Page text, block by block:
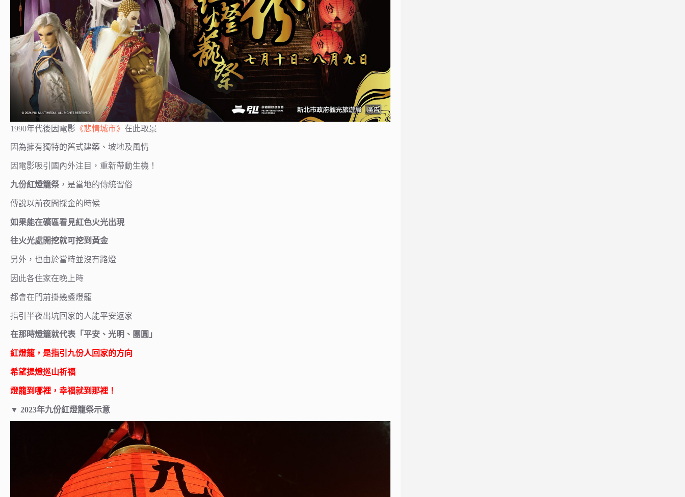
1990年代後因電影 《悲情城市》 在此取景
因為擁有獨特的舊式建築、坡地及風情
因電影吸引國內外注目，重新帶動生機！
九份紅燈籠祭 ，是當地的傳統習俗
傳說以前夜間採金的時候
如果能在礦區看見紅色火光出現
往火光處開挖就可挖到黃金
另外，也由於當時並沒有路燈
因此各住家在晚上時
都會在門前掛幾盞燈籠
指引半夜出坑回家的人能平安返家
在那時燈籠就代表「平安、光明、團圓」
紅燈籠，是指引九份人回家的方向
希望提燈巡山祈福
燈籠到哪裡，幸福就到那裡！
▼ 2023年九份紅燈籠祭示意